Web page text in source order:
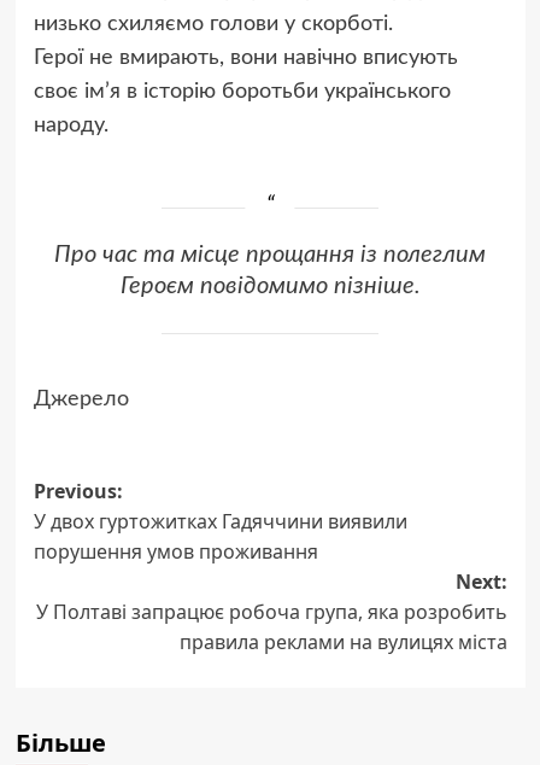
низько схиляємо голови у скорботі.
Герої не вмирають, вони навічно вписують
своє ім’я в історію боротьби українського
народу.
Про час та місце прощання із полеглим
Героєм повідомимо пізніше.
Джерело
Post
navigation
Previous:
У двох гуртожитках Гадяччини виявили
порушення умов проживання
Next:
У Полтаві запрацює робоча група, яка розробить
правила реклами на вулицях міста
Більше